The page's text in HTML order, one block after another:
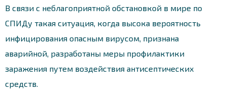
В связи с неблагоприятной обстановкой в мире по
СПИДу такая ситуация, когда высока вероятность
инфицирования опасным вирусом, признана
аварийной, разработаны меры профилактики
заражения путем воздействия антисептических
средств.